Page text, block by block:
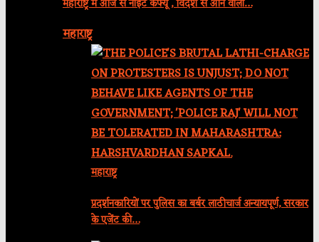
महाराष्ट्र में आज से नाइट कर्फ्यू , विदेश से आने वालों…
महाराष्ट्र
महाराष्ट्र
प्रदर्शनकारियों पर पुलिस का बर्बर लाठीचार्ज अन्यायपूर्ण, सरकार
के एजेंट की…